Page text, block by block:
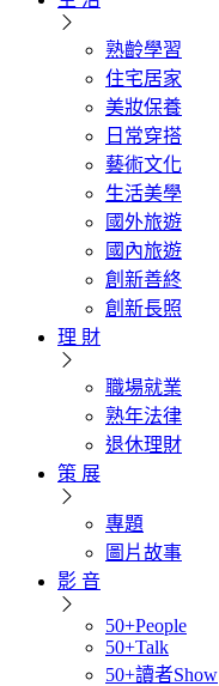
熟齡學習
住宅居家
美妝保養
日常穿搭
藝術文化
生活美學
國外旅遊
國內旅遊
創新善終
創新長照
理 財
職場就業
熟年法律
退休理財
策 展
專題
圖片故事
影 音
50+People
50+Talk
50+讀者Show